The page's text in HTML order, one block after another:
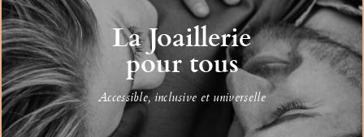
La Joaillerie
pour tous
Accessible, inclusive et universelle